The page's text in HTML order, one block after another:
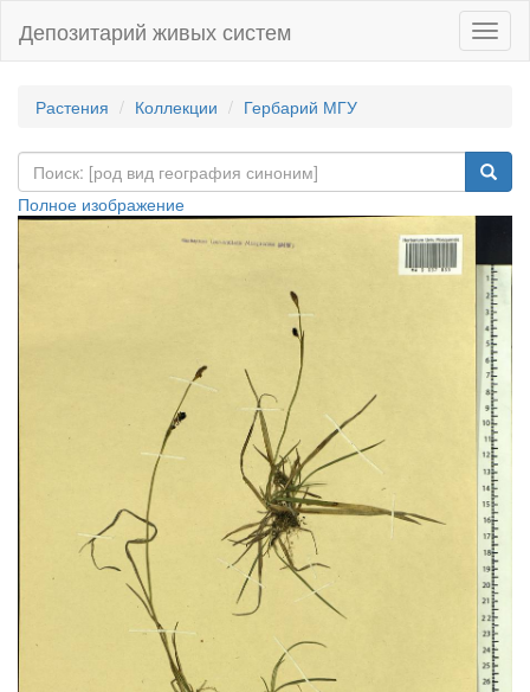
Депозитарий живых систем
Растения Коллекции Гербарий МГУ
Полное изображение